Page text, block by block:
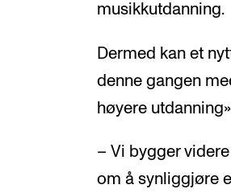
musikkutdanning.
Dermed kan et
denne gangen
høyere
– Vi bygger
om å synliggjøre